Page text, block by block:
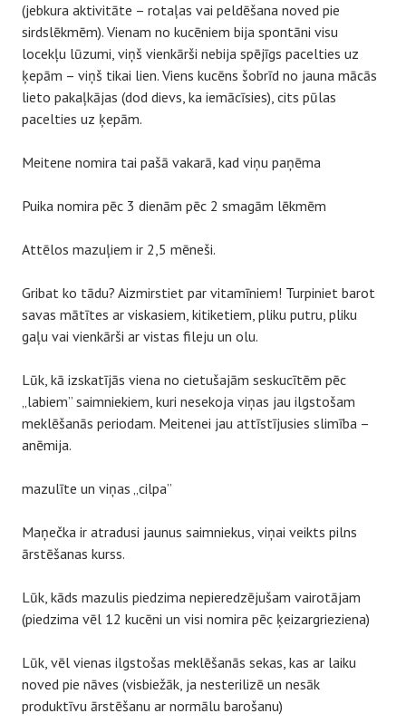
(jebkura aktivitāte – rotaļas vai peldēšana noved pie
sirdslēkmēm). Vienam no kucēniem bija spontāni visu
locekļu lūzumi, viņš vienkārši nebija spējīgs pacelties uz
ķepām – viņš tikai lien. Viens kucēns šobrīd no jauna mācās
lieto pakaļkājas (dod dievs, ka iemācīsies), cits pūlas
pacelties uz ķepām.
Meitene nomira tai pašā vakarā, kad viņu paņēma
Puika nomira pēc 3 dienām pēc 2 smagām lēkmēm
Attēlos mazuļiem ir 2,5 mēneši.
Gribat ko tādu? Aizmirstiet par vitamīniem! Turpiniet barot
savas mātītes ar viskasiem, kitiketiem, pliku putru, pliku
gaļu vai vienkārši ar vistas fileju un olu.
Lūk, kā izskatījās viena no cietušajām seskucītēm pēc
„labiem” saimniekiem, kuri nesekoja viņas jau ilgstošam
meklēšanās periodam. Meitenei jau attīstījusies slimība –
anēmija.
mazulīte un viņas „cilpa”
Maņečka ir atradusi jaunus saimniekus, viņai veikts pilns
ārstēšanas kurss.
Lūk, kāds mazulis piedzima nepieredzējušam vairotājam
(piedzima vēl 12 kucēni un visi nomira pēc ķeizargrieziena)
Lūk, vēl vienas ilgstošas meklēšanās sekas, kas ar laiku
noved pie nāves (visbiežāk, ja nesterilizē un nesāk
produktīvu ārstēšanu ar normālu barošanu)